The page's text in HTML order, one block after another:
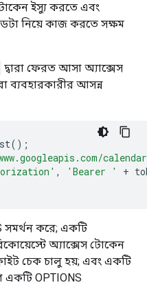
ইস্যু করতে এবং
নিয়ে কাজ করতে সক্ষম
দ্বারা ফেরত আসা অ্যাক্সেস
ব্যবহারকারীর আসন্ন
();
, 'Bearer ' +
করে; একটি
অ্যাক্সেস টোকেন
চেক চালু হয়; এবং একটি
একটি OPTIONS